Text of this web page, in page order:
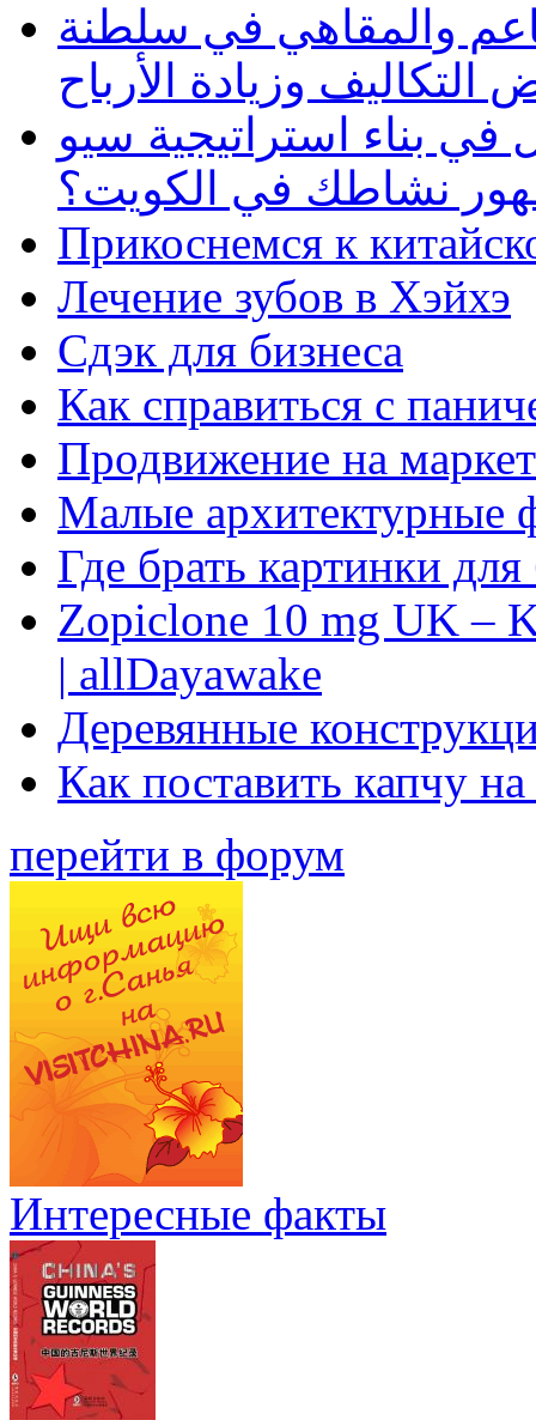
والمقاهي في سلطنة
وزيادة الأرباح
بناء استراتيجية سيو
نشاطك في الكويت؟
Прикоснемся к
Лечение зубов в Хэйхэ
Сдэк для бизнеса
Как справиться с
Продвижение на
Малые архитектурные
Где брать картинки
Zopiclone 10 mg UK –
| allDayawake
Деревянные
Как поставить капчу
перейти в форум
Интересные факты